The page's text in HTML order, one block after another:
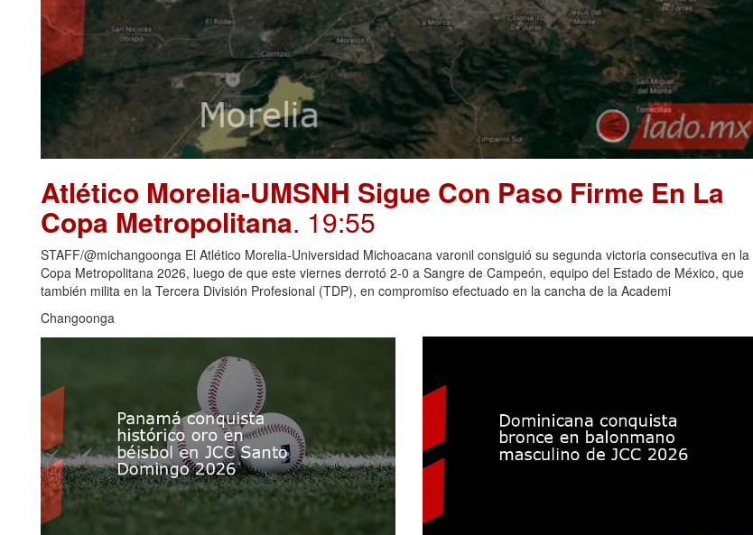
Atlético Morelia-UMSNH Sigue Con Paso Firme En La
Copa Metropolitana. 19:55
STAFF/@michangoonga El Atlético Morelia-Universidad Michoacana varonil consiguió su segunda victoria consecutiva en la
Copa Metropolitana 2026, luego de que este viernes derrotó 2-0 a Sangre de Campeón, equipo del Estado de México, que
también milita en la Tercera División Profesional (TDP), en compromiso efectuado en la cancha de la Academi
Changoonga